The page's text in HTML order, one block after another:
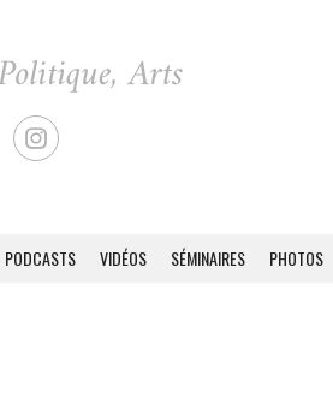
PODCASTS VIDÉOS SÉMINAIRES PHOTOS